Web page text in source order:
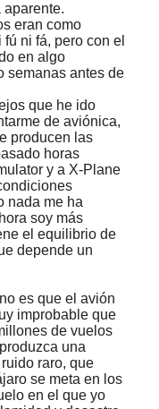
eran como
ni fá, pero con el
en algo
semanas antes de
que he ido
de aviónica,
producen las
horas
y a X-Plane
nada me ha
soy más
el equilibrio de
depende un
es que el avión
improbable que
de vuelos
una
raro, que
se meta en los
en el que yo